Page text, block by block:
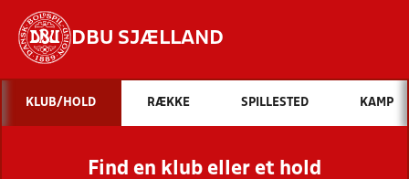
DBU SJÆLLAND
Hvad vil du søge efter?
INDHOLD OG NYHEDER
STILLINGER, RESULTATER, KLUBBER OG
KLUB/HOLD RÆKKE SPILLESTED KAMP
Find en klub eller et hold